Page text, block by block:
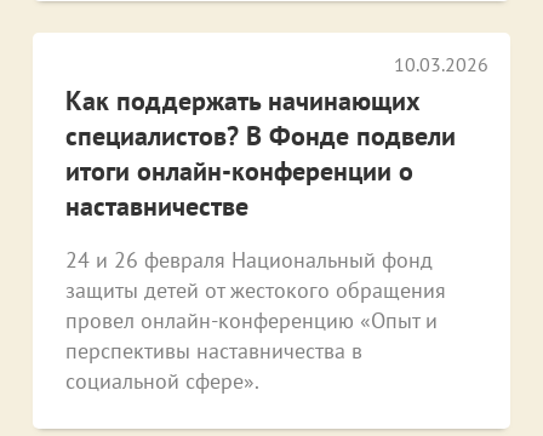
10.03.2026
Как поддержать начинающих
специалистов? В Фонде подвели
итоги онлайн-конференции о
наставничестве
24 и 26 февраля Национальный фонд
защиты детей от жестокого обращения
провел онлайн-конференцию «Опыт и
перспективы наставничества в
социальной сфере».